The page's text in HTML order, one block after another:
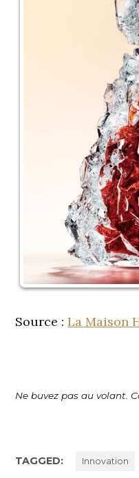
Source :La Maison
Ne buvez pas au volant.
TAGGED: Innovation